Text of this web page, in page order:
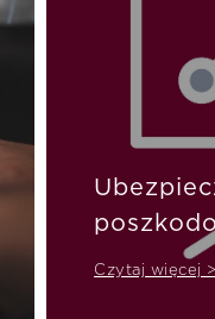
mld zł
Czytaj więcej >